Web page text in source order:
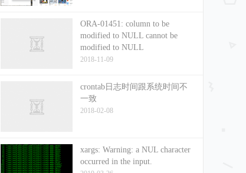
ORA-01451: column to be
modified to NULL cannot be
modified to NULL
2018-11-09
crontab日志时间跟系统时间不
一致
2018-02-08
xargs: Warning: a NUL character
occurred in the input.